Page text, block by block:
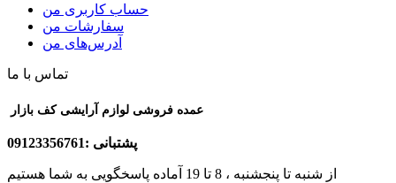
حساب کاربری من
سفارشات من
آدرس‌های من
تماس با ما
پشتبانی :09123356761
از شنبه تا پنجشنبه ، 8 تا 19 آماده پاسخگویی به شما هستیم